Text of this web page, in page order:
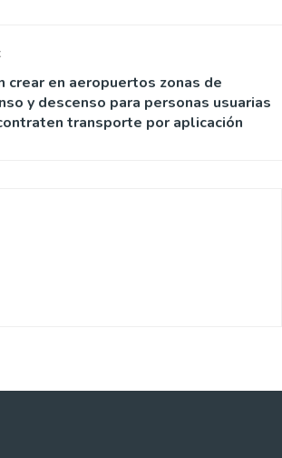
crear en aeropuertos zonas de
y descenso para personas usuarias
transporte por aplicación